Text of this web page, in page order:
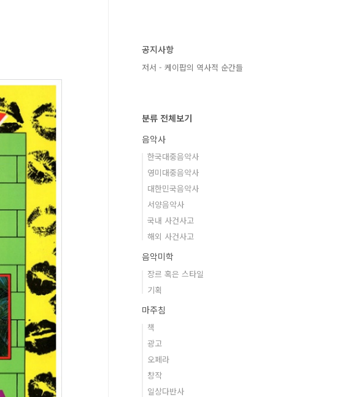
공지사항
저서 - 케이팝의 역사적 순간들
분류 전체보기
음악사
한국대중음악사
영미대중음악사
대한민국음악사
서양음악사
국내 사건사고
해외 사건사고
음악미학
장르 혹은 스타일
기획
마주침
책
광고
오페라
창작
일상다반사